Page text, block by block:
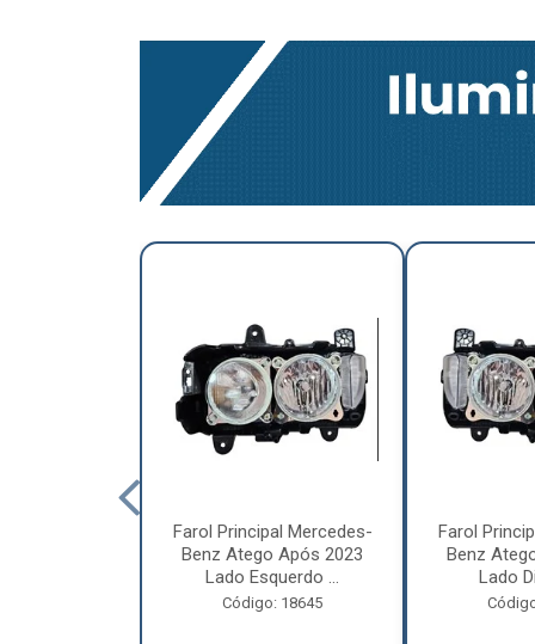
Farol Principal Mercedes-
Benz Atego Após 2023
Lado Esquerdo ...
Código: 18645
Farol
Benz
Lado